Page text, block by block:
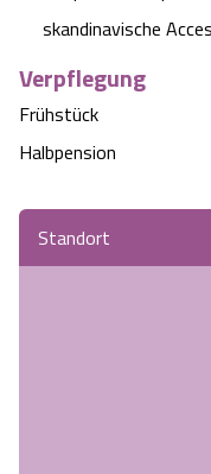
skandinavische
Verpflegung
Frühstück
Halbpension
Standort